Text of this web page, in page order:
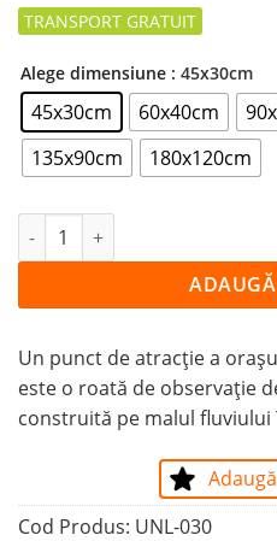
Alege dimensiune : 45x30cm
45x30cm 60x40cm
135x90cm
180x120cm
Cantitate Tablou ROATA DE
Un punct de atracție a
este o roată de observație
construită pe malul fluviului
Cod Produs: UNL-030